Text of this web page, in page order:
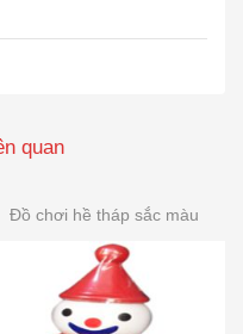
quan
Đồ chơi hề tháp sắc màu